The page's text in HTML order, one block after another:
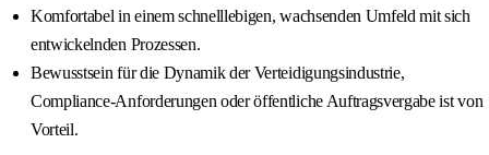
Komfortabel in einem schnelllebigen, wachsenden Umfeld mit sich
entwickelnden Prozessen.
Bewusstsein für die Dynamik der Verteidigungsindustrie,
Compliance-Anforderungen oder öffentliche Auftragsvergabe ist von
Vorteil.